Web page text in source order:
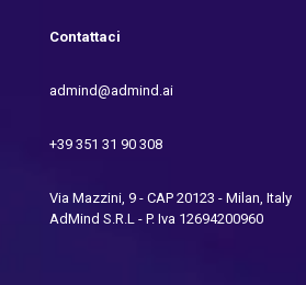
Contattaci
admind@admind.ai
+39 351 31 90 308
Via Mazzini, 9 - CAP 20123 - Milan, Italy
AdMind S.R.L - P. Iva 12694200960